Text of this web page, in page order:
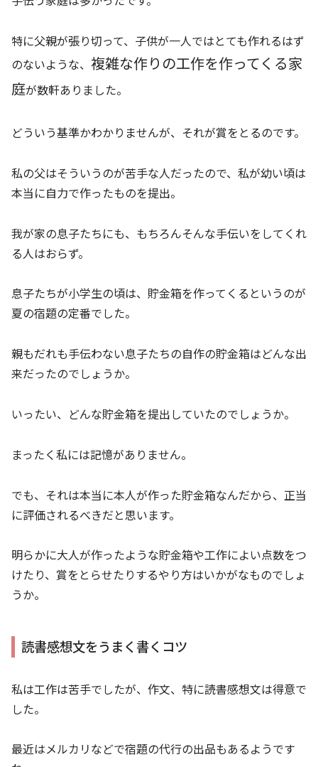
特に父親が張り切って、子供が一人ではとても作れるはず
のないような、 複雑な作りの工作を作ってくる家
庭が数軒ありました。
どういう基準かわかりませんが、それが賞をとるのです。
私の父はそういうのが苦手な人だったので、私が幼い頃は
本当に自力で作ったものを提出。
我が家の息子たちにも、もちろんそんな手伝いをしてくれ
る人はおらず。
息子たちが小学生の頃は、貯金箱を作ってくるというのが
夏の宿題の定番でした。
親もだれも手伝わない息子たちの自作の貯金箱はどんな出
来だったのでしょうか。
いったい、どんな貯金箱を提出していたのでしょうか。
まったく私には記憶がありません。
でも、それは本当に本人が作った貯金箱なんだから、正当
に評価されるべきだと思います。
明らかに大人が作ったような貯金箱や工作によい点数をつ
けたり、賞をとらせたりするやり方はいかがなものでしょ
うか。
読書感想文をうまく書くコツ
私は工作は苦手でしたが、作文、特に読書感想文は得意で
した。
最近はメルカリなどで宿題の代行の出品もあるようです